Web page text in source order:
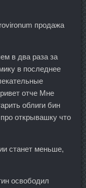
продажа
в два раза за
в последнее
отче Мне
облиги бин
открывашку что
станет меньше,
освободил